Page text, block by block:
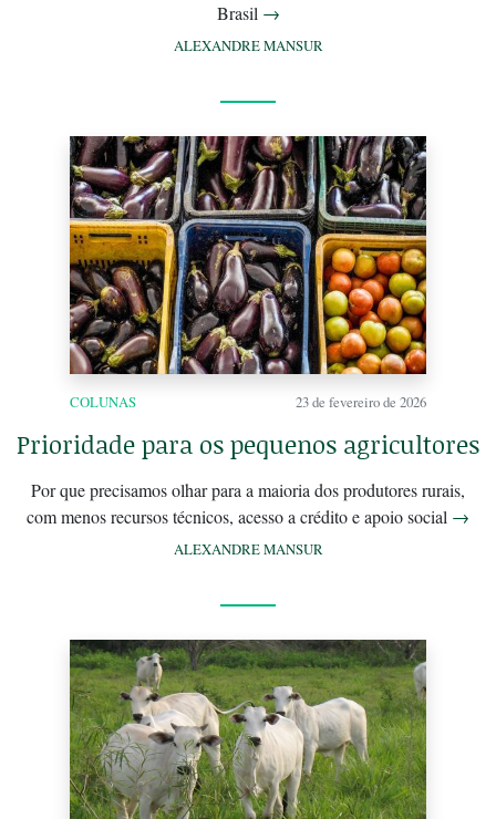
Brasil →
ALEXANDRE MANSUR
COLUNAS 23 de fevereiro de 2026
Prioridade para os pequenos agricultores
Por que precisamos olhar para a maioria dos produtores rurais,
com menos recursos técnicos, acesso a crédito e apoio social →
ALEXANDRE MANSUR